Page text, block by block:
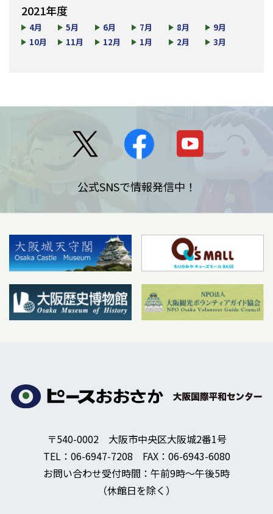
2021年度
4月 5月 6月 7月 8月
9月
10月
11月 12月 1月 2月 3月
公式SNSで情報発信中！
〒540-0002 大阪市中央区大阪城2番1号
TEL：06-6947-7208 FAX：06-6943-6080
お問い合わせ受付時間：午前9時～午後5時
（休館日を除く）